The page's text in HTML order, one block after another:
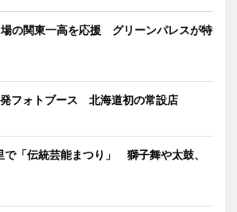
の関東一高を応援 グリーンパレスが特
フォトブース 北海道初の常設店
で「伝統芸能まつり」 獅子舞や太鼓、